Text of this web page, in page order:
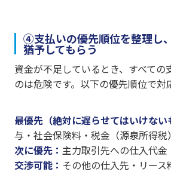
④支払いの優先順位を整理し
猶予してもらう
資金が不足しているとき、すべての
のは危険です。以下の優先順位で対
最優先（絶対に遅らせてはいけない
与・社会保険料・税金（源泉所得税）
次に優先： 主力取引先への仕入代金
交渉可能： その他の仕入先・リー